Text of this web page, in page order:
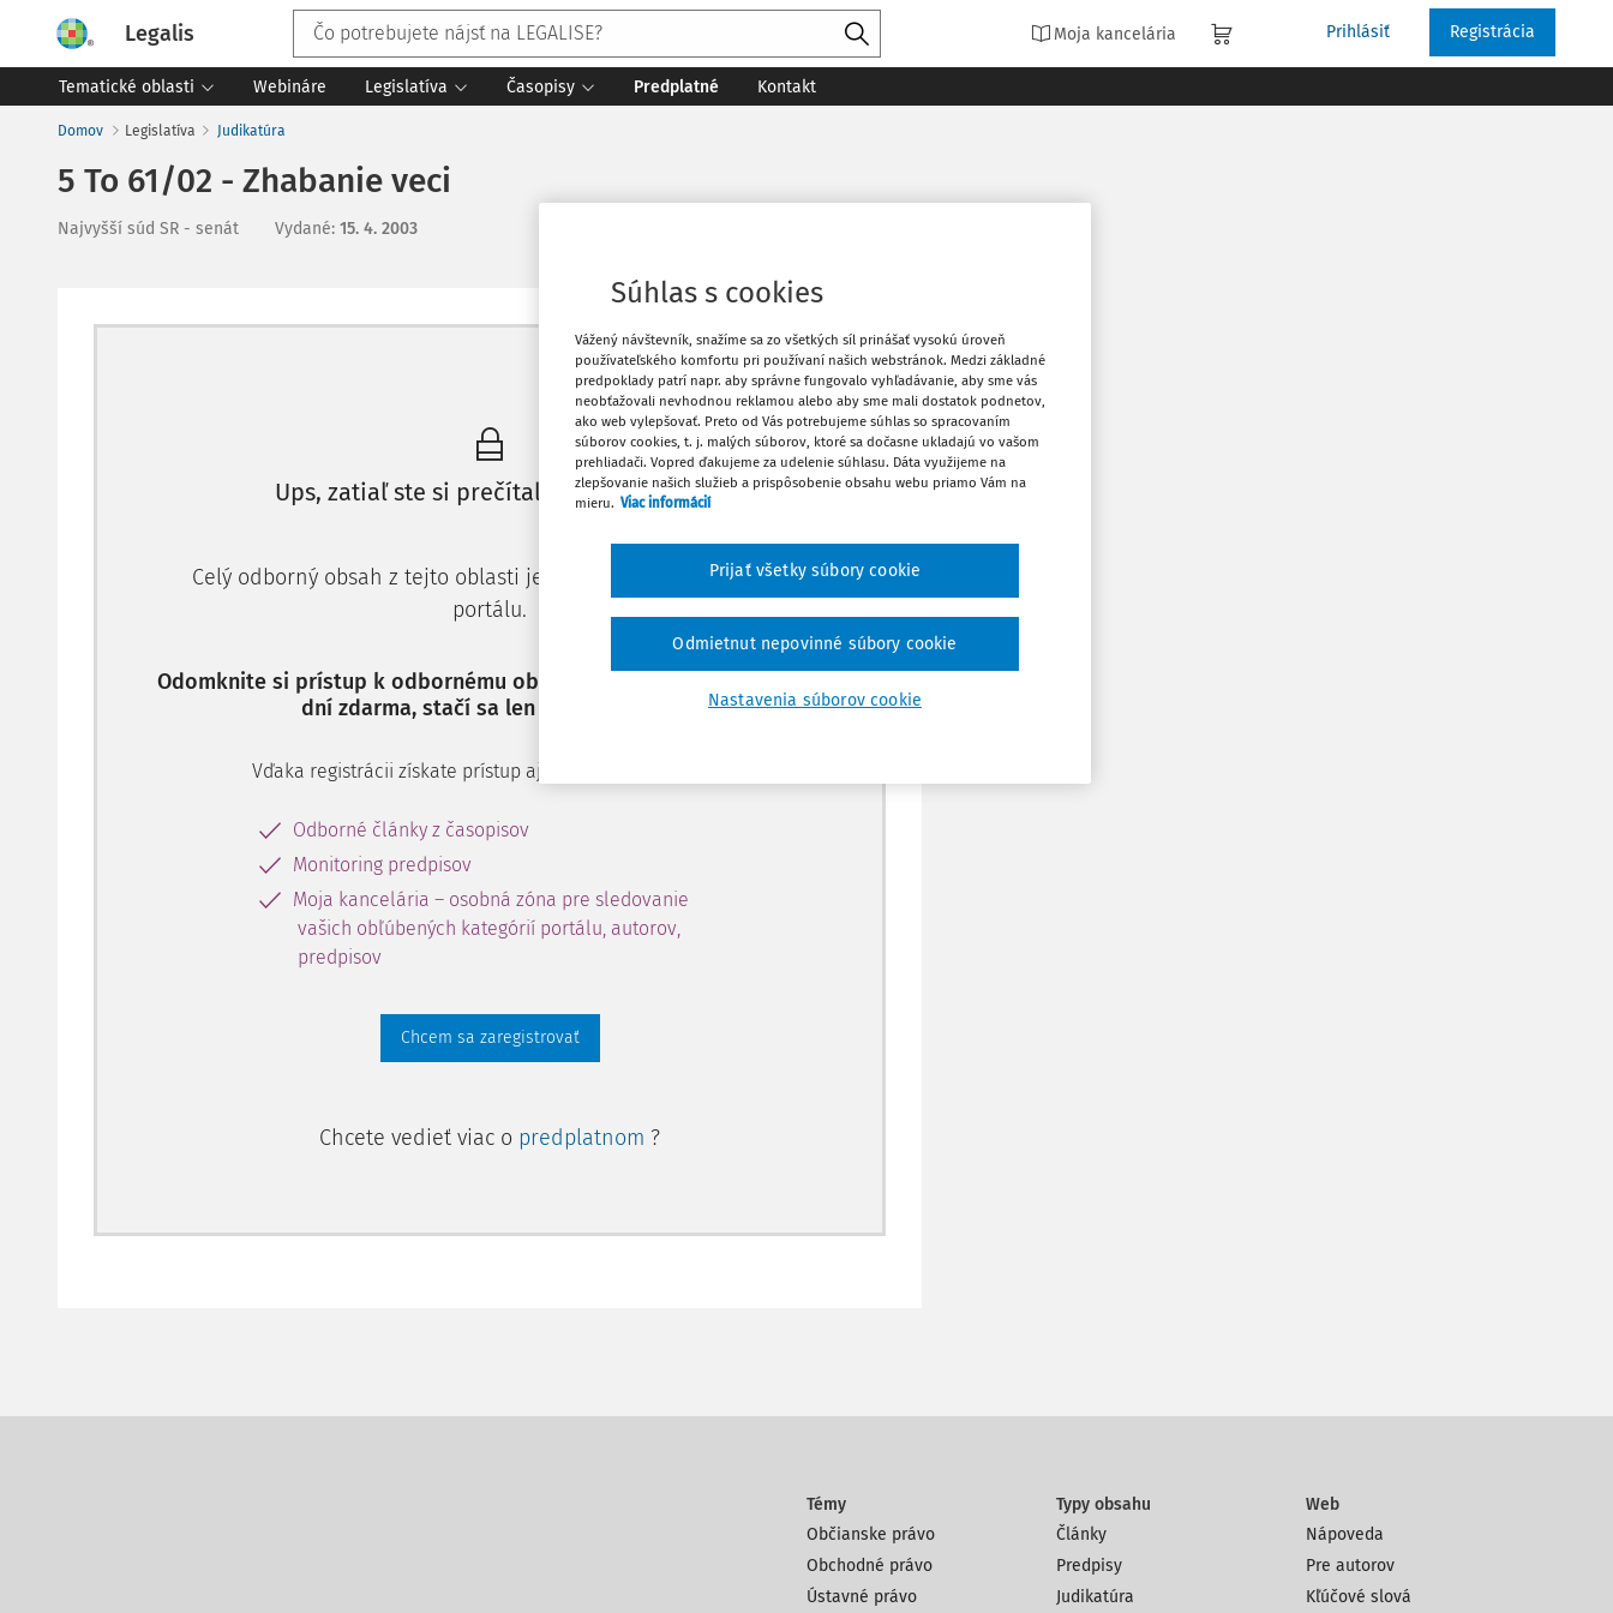
Legalis Moja kancelária Prihlásiť Registrácia
Tematické oblasti Webináre Legislatíva Časopisy Predplatné Kontakt
Domov Legislatíva Judikatúra
5 To 61/02 - Zhabanie veci
Najvyšší súd SR - senát Vydané: 15. 4. 2003
Máte predplatné? Prihláste sa
Ups, zatiaľ ste si prečítali len začiatok...
Celý odborný obsah z tejto oblasti je dostupný predplatiteľom
portálu.
Odomknite si prístup k odbornému obsahu a získajte prístup na 10
dní zdarma, stačí sa len zaregistrovať.
Vďaka registrácii získate prístup aj k vybranému obsahu:
Odborné články z časopisov
Monitoring predpisov
Moja kancelária – osobná zóna pre sledovanie
vašich obľúbených kategórií portálu, autorov,
predpisov
Chcem sa zaregistrovať
Chcete vedieť viac o predplatnom ?
Vytlačiť
Obľúbené
Stiahnuť
Témy
Občianske právo
Obchodné právo
Ústavné právo
Typy obsahu
Články
Predpisy
Judikatúra
Web
Nápoveda
Pre autorov
Kľúčové slová
Súhlas s cookies
Vážený návštevník, snažíme sa zo všetkých síl prinášať vysokú úroveň
používateľského komfortu pri používaní našich webstránok. Medzi základné
predpoklady patrí napr. aby správne fungovalo vyhľadávanie, aby sme vás
neobťažovali nevhodnou reklamou alebo aby sme mali dostatok podnetov,
ako web vylepšovať. Preto od Vás potrebujeme súhlas so spracovaním
súborov cookies, t. j. malých súborov, ktoré sa dočasne ukladajú vo vašom
prehliadači. Vopred ďakujeme za udelenie súhlasu. Dáta využijeme na
zlepšovanie našich služieb a prispôsobenie obsahu webu priamo Vám na
mieru. Viac informácií
Nastavenia súborov cookie
Odmietnut nepovinné súbory cookie
Prijať všetky súbory cookie